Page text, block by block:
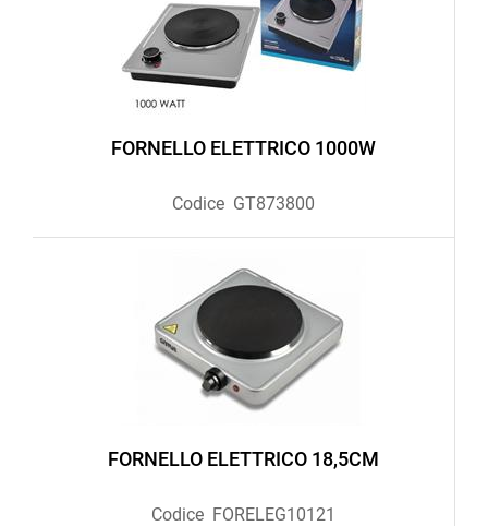
FORNELLO ELETTRICO 1000W
Codice GT873800
FORNELLO ELETTRICO 18,5CM
Codice FORELEG10121